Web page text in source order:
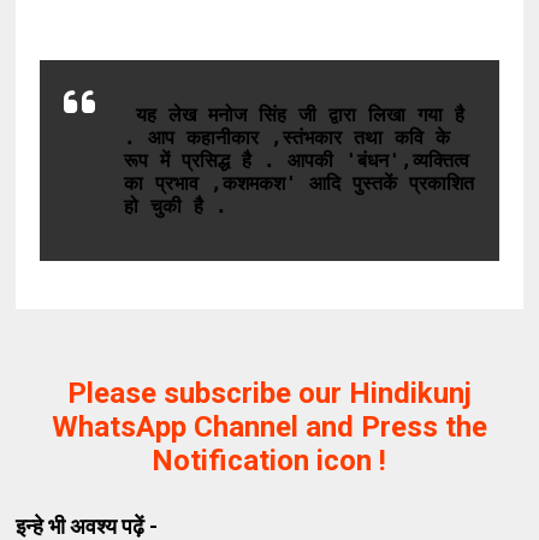
यह लेख मनोज सिंह जी द्वारा लिखा गया है
. आप कहानीकार ,स्तंभकार तथा कवि के
रूप में प्रसिद्ध है . आपकी 'बंधन',व्यक्तित्व
का प्रभाव ,कशमकश' आदि पुस्तकें प्रकाशित
हो चुकी है .
Please subscribe our Hindikunj
WhatsApp Channel and Press the
Notification icon !
इन्हे भी अवश्य पढ़ें -